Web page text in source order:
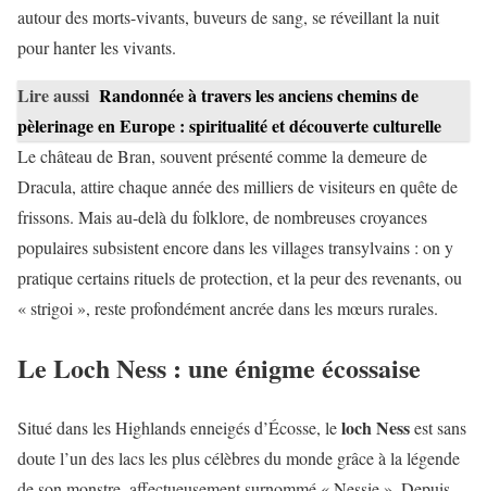
autour des morts-vivants, buveurs de sang, se réveillant la nuit
pour hanter les vivants.
Lire aussi Randonnée à travers les anciens chemins de
pèlerinage en Europe : spiritualité et découverte culturelle
Le château de Bran, souvent présenté comme la demeure de
Dracula, attire chaque année des milliers de visiteurs en quête de
frissons. Mais au-delà du folklore, de nombreuses croyances
populaires subsistent encore dans les villages transylvains : on y
pratique certains rituels de protection, et la peur des revenants, ou
« strigoi », reste profondément ancrée dans les mœurs rurales.
Le Loch Ness : une énigme écossaise
Situé dans les Highlands enneigés d’Écosse, leloch Nessest sans
doute l’un des lacs les plus célèbres du monde grâce à la légende